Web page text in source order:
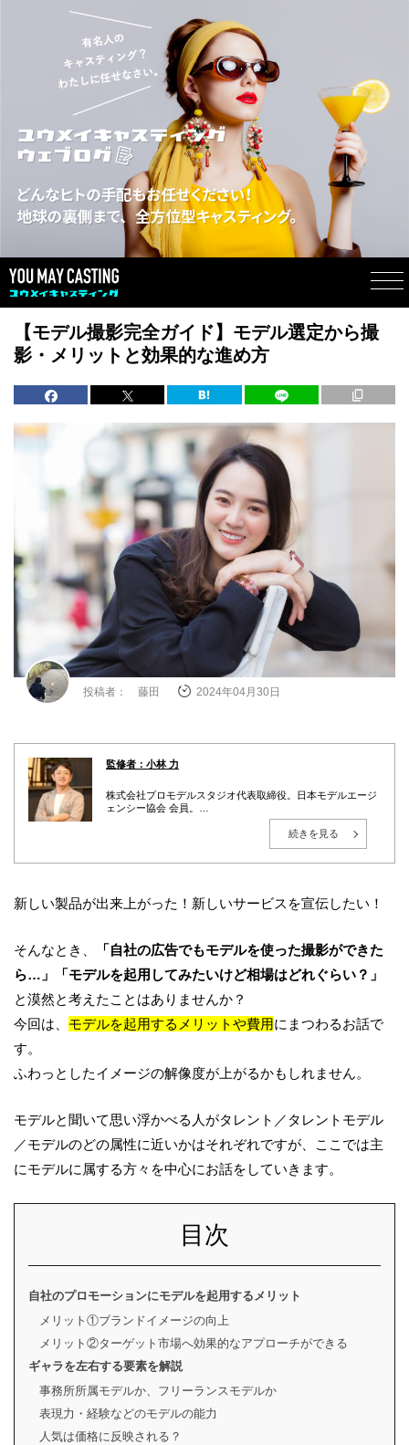
【モデル撮影完全ガイド】モデル選定から撮
影・メリットと効果的な進め方
投稿者： 藤田 2024年04月30日
監修者：小林 力
株式会社プロモデルスタジオ代表取締役。日本モデルエージ
ェンシー協会 会員。
東京都世田谷区出身。1999年、株式会社インテック（現：
TISインテックグループ）入社後、広告・エンターテインメ
ント業界へ転身。2010年に株式会社プロモデルスタジオを創
選・紹介に留めず、企業の目的・ターゲット・予算に応じ
た“成果につながる戦略設計”から、撮影・イベント当日の進
を監督。多数案件から得られる実務データをもとに、相場
感・成功パターン・リスク管理のナレッジ化を推進してい
る。
脈」を重視し、成果と納得感の両立を大切にしている。
続きを見る
新しい製品が出来上がった！新しいサービスを宣伝したい！
そんなとき、
「自社の広告でもモデルを使った撮影ができた
ら…」「モデルを起用してみたいけど相場はどれぐらい？」
と漠然と考えたことはありませんか？
今回は、 モデルを起用するメリットや費用にまつわるお話で
す。
ふわっとしたイメージの解像度が上がるかもしれません。
モデルと聞いて思い浮かべる人がタレント／タレントモデル
／モデルのどの属性に近いかはそれぞれですが、
ここでは主
にモデルに属する方々を中心にお話をしていきます。
目次
自社のプロモーションにモデルを起用するメリット
メリット①ブランドイメージの向上
メリット②ターゲット市場へ効果的なアプローチができる
ギャラを左右する要素を解説
事務所所属モデルか、フリーランスモデルか
表現力・経験などのモデルの能力
人気は価格に反映される？